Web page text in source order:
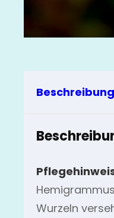
Beschreibung
Wurzeln